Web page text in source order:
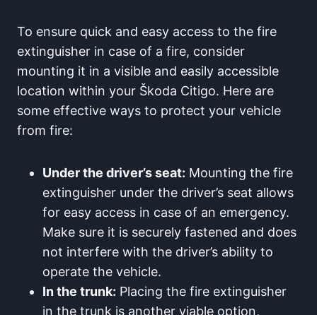
To ensure quick and easy access to the fire
extinguisher in case of a fire, consider
mounting it in a visible and easily accessible
location within your Škoda Citigo. Here are
some effective ways to protect your vehicle
from fire:
Under the driver’s seat: Mounting the fire
extinguisher under the driver’s seat allows
for easy access in case of an emergency.
Make sure it is securely fastened and does
not interfere with the driver’s ability to
operate the vehicle.
In the trunk: Placing the fire extinguisher
in the trunk is another viable option,